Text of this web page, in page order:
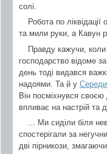
солі.
Робота по
та мили руки, а Кавун
Правду кажучи,
господарство відоме
день тоді видався
надоями. Та й у
Він посміхнувся
впливає на настрій
... Ми сиділи біля
спостерігали за
дві пірникози,